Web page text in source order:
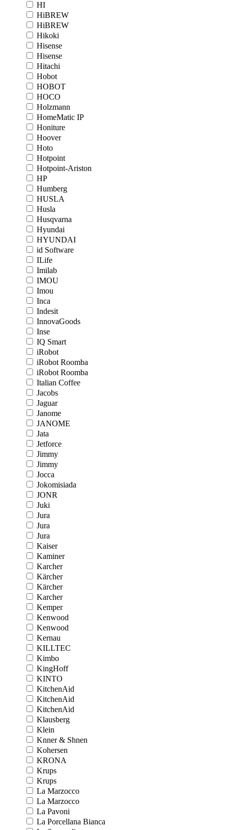
HI
HiBREW
HiBREW
Hikoki
Hisense
Hisense
Hitachi
Hobot
HOBOT
HOCO
Holzmann
HomeMatic IP
Honiture
Hoover
Hoto
Hotpoint
Hotpoint-Ariston
HP
Humberg
HUSLA
Husla
Husqvarna
Hyundai
HYUNDAI
id Software
ILife
Imilab
IMOU
Imou
Inca
Indesit
InnovaGoods
Inse
IQ Smart
iRobot
iRobot Roomba
iRobot Roomba
Italian Coffee
Jacobs
Jaguar
Janome
JANOME
Jata
Jetforce
Jimmy
Jimmy
Jocca
Jokomisiada
JONR
Juki
Jura
Jura
Jura
Kaiser
Kaminer
Karcher
Kärcher
Kärcher
Karcher
Kemper
Kenwood
Kenwood
Kernau
KILLTEC
Kimbo
KingHoff
KINTO
KitchenAid
KitchenAid
KitchenAid
Klausberg
Klein
Knner & Shnen
Kohersen
KRONA
Krups
Krups
La Marzocco
La Marzocco
La Pavoni
La Porcellana Bianca